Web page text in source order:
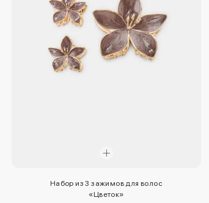
Набор из 3 зажимов для волос
«Цветок»